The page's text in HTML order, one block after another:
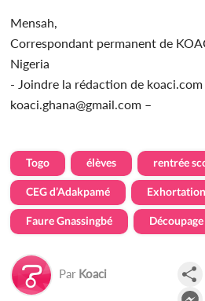
Mensah,
Correspondant permanent de
Nigeria
- Joindre la rédaction de
koaci.ghana@gmail.com –
Togo élèves rentrée
CEG d’Adakpamé Exhortation
Faure Gnassingbé
Par Koaci